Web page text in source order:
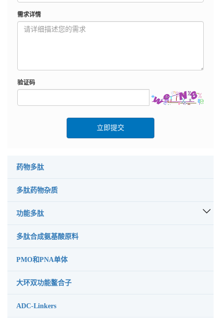
需求详情
验证码
立即提交
药物多肽
多肽药物杂质
功能多肽
多肽合成氨基酸原料
PMO和PNA单体
大环双功能鳌合子
ADC-Linkers